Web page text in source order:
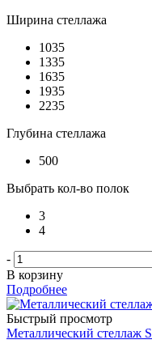
Ширина стеллажа
1035
1335
1635
1935
2235
Глубина стеллажа
500
Выбрать кол-во полок
3
4
-
В корзину
Подробнее
Быстрый просмотр
Металлический стеллаж